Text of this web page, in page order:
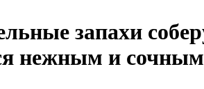
запахи
нежным и